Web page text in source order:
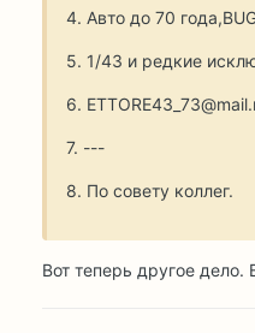
4. Авто до 70
5. 1/43 и редкие
6.
7. ---
8. По совету коллег.
Вот теперь другое дело.